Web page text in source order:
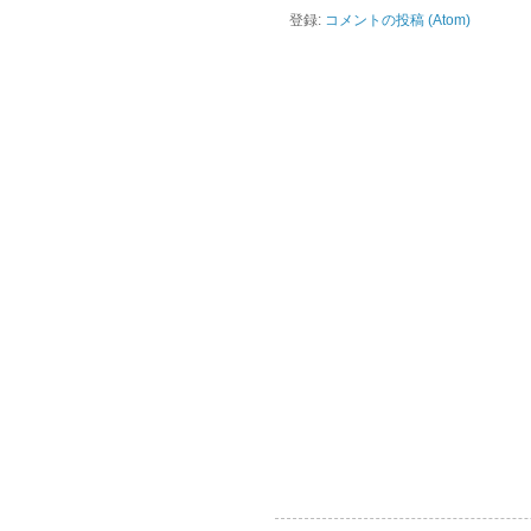
登録: コメントの投稿 (Atom)